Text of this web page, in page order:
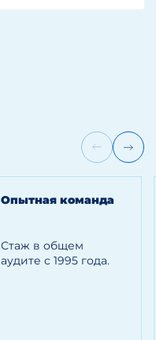
Опытная команда
Стаж в общем
аудите с 1995 года.